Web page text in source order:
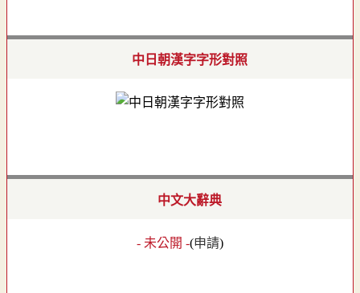
中日朝漢字字形對照
中文大辭典
- 未公開 -(申請)